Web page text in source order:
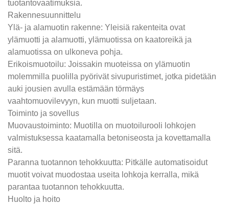
tuotantovaatimuksia.
Rakennesuunnittelu
Ylä- ja alamuotin rakenne: Yleisiä rakenteita ovat
ylämuotti ja alamuotti, ylämuotissa on kaatoreikä ja
alamuotissa on ulkoneva pohja.
Erikoismuotoilu: Joissakin muoteissa on ylämuotin
molemmilla puolilla pyörivät sivupuristimet, jotka pidetään
auki jousien avulla estämään törmäys
vaahtomuovilevyyn, kun muotti suljetaan.
Toiminto ja sovellus
Muovaustoiminto: Muotilla on muotoilurooli lohkojen
valmistuksessa kaatamalla betoniseosta ja kovettamalla
sitä.
Paranna tuotannon tehokkuutta: Pitkälle automatisoidut
muotit voivat muodostaa useita lohkoja kerralla, mikä
parantaa tuotannon tehokkuutta.
Huolto ja hoito